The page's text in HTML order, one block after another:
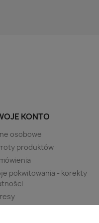
KONTO
osobowe
produktów
pokwitowania - korekty